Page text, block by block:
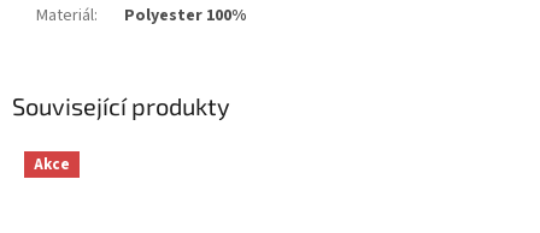
Související produkty
Akce
Materiál: Polyester 100%